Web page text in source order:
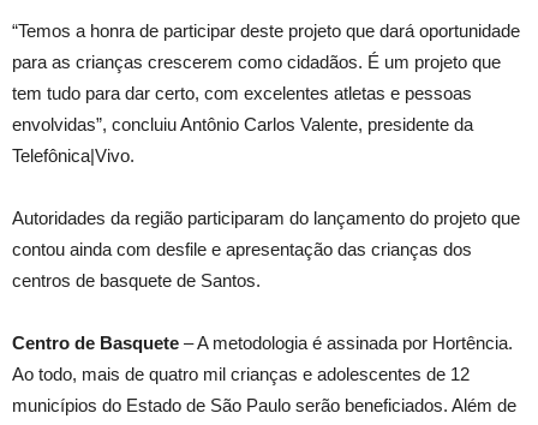
“Temos a honra de participar deste projeto que dará oportunidade
para as crianças crescerem como cidadãos. É um projeto que
tem tudo para dar certo, com excelentes atletas e pessoas
envolvidas”, concluiu Antônio Carlos Valente, presidente da
Telefônica|Vivo.
Autoridades da região participaram do lançamento do projeto que
contou ainda com desfile e apresentação das crianças dos
centros de basquete de Santos.
Centro de Basquete – A metodologia é assinada por Hortência.
Ao todo, mais de quatro mil crianças e adolescentes de 12
municípios do Estado de São Paulo serão beneficiados. Além de